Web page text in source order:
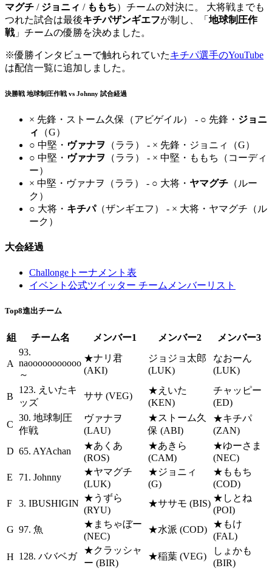
マグチ / ジョニィ / ももち）チームの対決に。 大将戦までも
つれた試合は最後キチパザンギエフが制し、「 地球制圧作
戦」チームの優勝を決めました。
※優勝インタビューで触れられていたキチパ選手のYouTube
は配信一覧に追加しました。
決勝戦 地球制圧作戦 vs Johnny 試合経過
× 先鋒・ストーム久保（アビゲイル） - ○ 先鋒・ ジョニ
ィ
（G）
○ 中堅・ ヴァナヲ （ララ） - × 先鋒・ジョニィ（G）
○ 中堅・ ヴァナヲ （ララ） - × 中堅・ももち（コーディ
ー）
× 中堅・ヴァナヲ（ララ） - ○ 大将・ ヤマグチ （ルー
ク）
○ 大将・ キチパ（ザンギエフ） - × 大将・ヤマグチ（ル
ーク）
大会経過
Challongeトーナメント表
イベント公式ツイッター チームメンバーリスト
Top8進出チーム
組 チーム名 メンバー1 メンバー2 メンバー3
A
93.
naooooooooooo
～
★ナリ君
(AKI)
ジョジョ太郎
(LUK)
なおーん
(LUK)
B
123. えいたキ
ッズ
ササ (VEG)
★えいた
(KEN)
チャッピー
(ED)
C
30. 地球制圧
作戦
ヴァナヲ
(LAU)
★ストーム久
保 (ABI)
★キチパ
(ZAN)
D 65. AYAchan
★あくあ
(ROS)
★あきら
(CAM)
★ゆーさま
(NEC)
E
71. Johnny
★ヤマグチ
(LUK)
★ジョニィ
(G)
★ももち
(COD)
F
3. IBUSHIGIN
★うずら
(RYU)
★ササモ (BIS)
★しとね
(POI)
G 97. 魚
★まちゃぼー
(NEC)
★水派 (COD)
★もけ
(FAL)
H 128. ババベガ
★クラッシャ
ー (BIR)
★稲葉 (VEG)
しょかも
(BIR)